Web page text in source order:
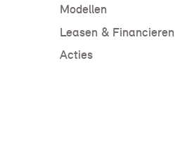
Modellen
Leasen & Financieren
Acties